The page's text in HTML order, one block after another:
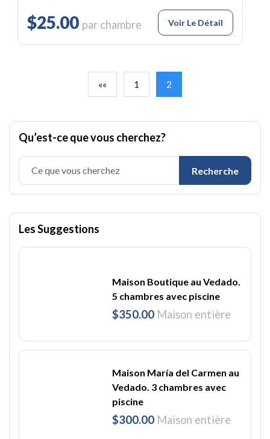
$25.00 par chambre Voir Le Détail
«« 1 2
Qu’est-ce que vous cherchez?
Recherche
Les Suggestions
Maison Boutique au Vedado.
5 chambres avec piscine
$350.00 Maison entière
Maison María del Carmen au
Vedado. 3 chambres avec
piscine
$300.00 Maison entière